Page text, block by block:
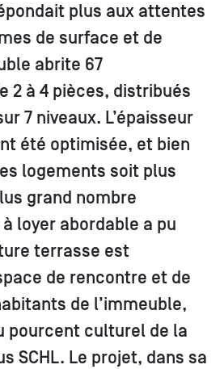
plus aux attentes
de surface et de
abrite 67
2 à 4 pièces, distribués
7 niveaux. L’épaisseur
été optimisée, et bien
logements soit plus
grand nombre
loyer abordable a pu
terrasse est
de rencontre et de
de l’immeuble,
pourcent culturel de la
SCHL. Le projet, dans sa